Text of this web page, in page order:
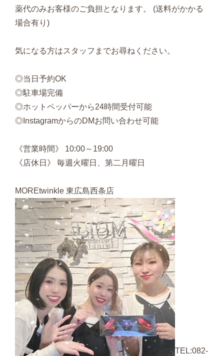
薬代のみお客様のご負担となります。 (送料がかかる
場合有り)
気になる方はスタッフまでお尋ねください。
◎当日予約OK
◎駐車場完備
◎ホットペッパーから24時間受付可能
◎InstagramからのDMお問い合わせ可能
《営業時間》 10:00～19:00
《店休日》 毎週火曜日、第二月曜日
MOREtwinkle 東広島西条店
TEL:082-